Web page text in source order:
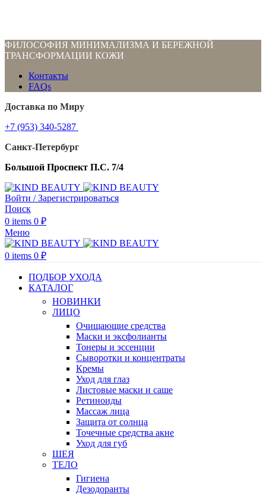
ФИЛОСОФИЯ МИНИМАЛИЗМА И БЕРЕЖНОЙ
ТРАНСФОРМАЦИИ КОЖИ
Контакты
FAQs
Доставка по Миру
+7 (953) 340-5287
Санкт-Петербург
Большой Проспект П.С. 7/4
Войти / Зарегистрироваться
Поиск
0 items 0 ₽
Меню
0 items 0 ₽
ПОДБОР УХОДА
КАТАЛОГ
НОВИНКИ
ЛИЦО
Очищающие средства
Маски и эксфолианты
Тонеры и эссенции
Сыворотки и концентраты
Кремы
Уход для глаз
Листовые маски и саше
Ретиноиды
Массаж лица
Защита от солнца
Точечные средства акне
Уход для губ
ШЕЯ
ТЕЛО
Гигиена
Дезодоранты